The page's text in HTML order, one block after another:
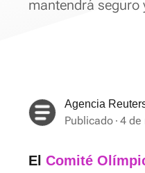
mantendrá seguro
Agencia
Publicado 4 de
El Comité